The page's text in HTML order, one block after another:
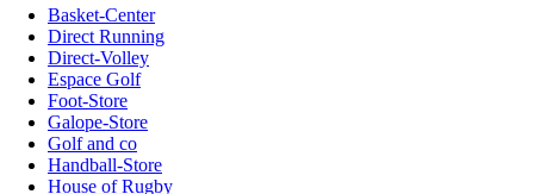
Basket-Center
Direct Running
Direct-Volley
Espace Golf
Foot-Store
Galope-Store
Golf and co
Handball-Store
House of Rugby